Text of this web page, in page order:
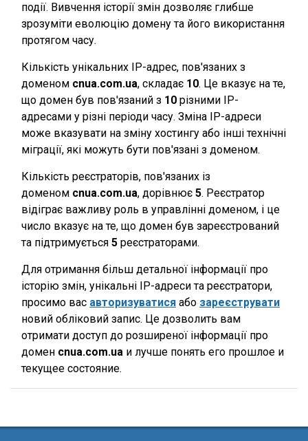
події. Вивчення історії змін дозволяє глибше
зрозуміти еволюцію домену та його використання
протягом часу.
Кількість унікальних IP-адрес, пов'язаних з
доменом cnua.com.ua, складає 10. Це вказує на те,
що домен був пов'язаний з 10 різними IP-
адресами у різні періоди часу. Зміна IP-адреси
може вказувати на зміну хостингу або інші технічні
міграції, які можуть бути пов'язані з доменом.
Кількість реєстраторів, пов'язаних із
доменом cnua.com.ua, дорівнює 5. Реєстратор
відіграє важливу роль в управлінні доменом, і це
число вказує на те, що домен був зареєстрований
та підтримується 5 реєстраторами.
Для отримання більш детальної інформації про
історію змін, унікальні IP-адреси та реєстратори,
просимо вас авторизуватися або зареєструвати
новий обліковий запис. Це дозволить вам
отримати доступ до розширеної інформації про
домен cnua.com.ua и лучше понять его прошлое и
текущее состояние.